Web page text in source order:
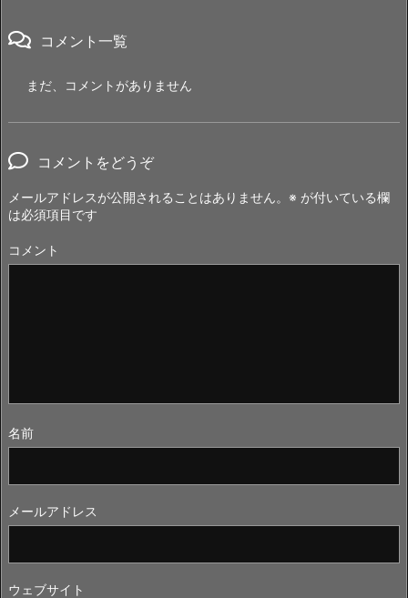
コメント一覧
まだ、コメントがありません
コメントをどうぞ
メールアドレスが公開されることはありません。 ※ が付いている欄
は必須項目です
コメント
名前
メールアドレス
ウェブサイト